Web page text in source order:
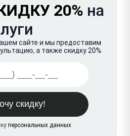
20% на
сайте и мы предоставим
а также скидку 20%
персональных данных